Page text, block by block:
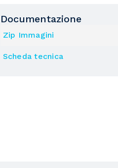
Documentazione
Zip Immagini
Scheda tecnica